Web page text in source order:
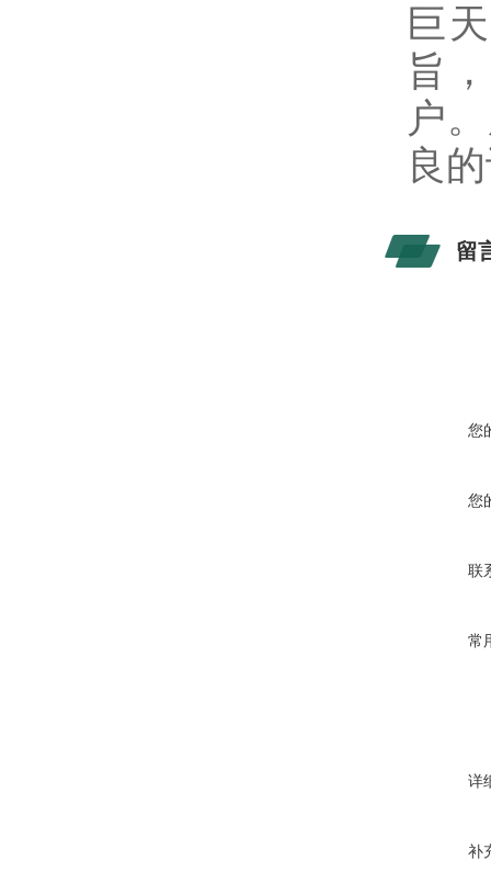
巨
旨
户
良
留
您
您
联
常
详
补